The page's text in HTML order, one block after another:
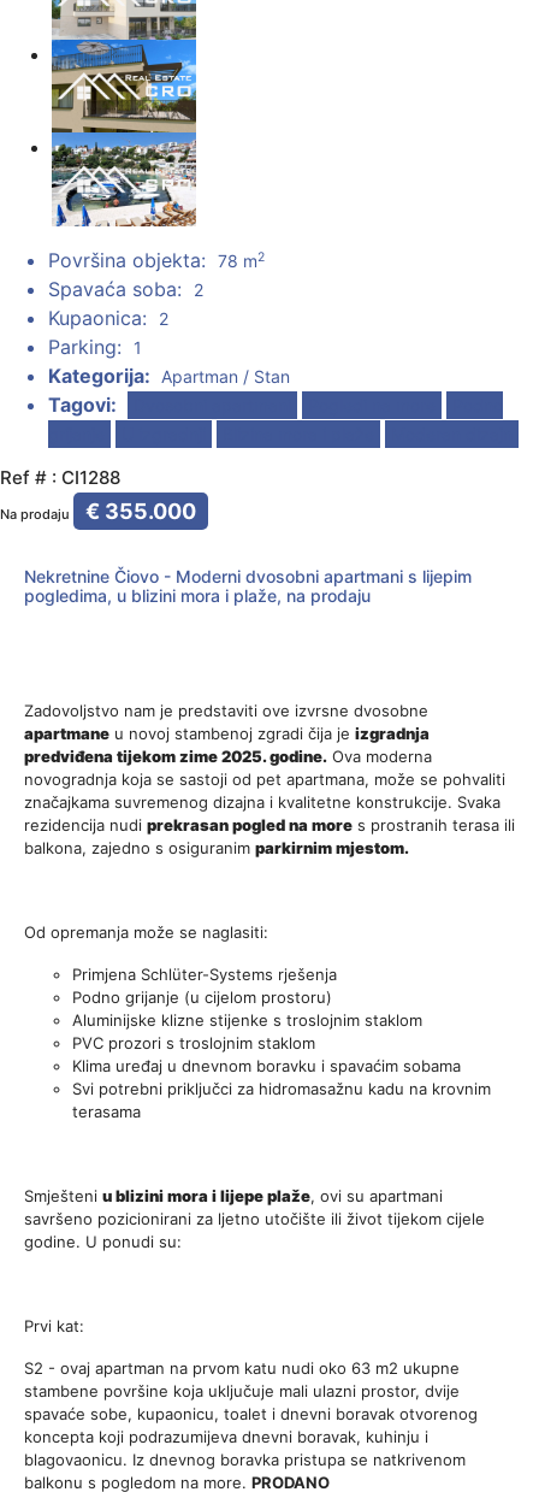
Površina objekta: 78 m2
Spavaća soba: 2
Kupaonica: 2
Parking: 1
Kategorija: Apartman / Stan
Tagovi:
Ref # : CI1288
Na prodaju € 355.000
Nekretnine Čiovo - Moderni dvosobni apartmani s lijepim
pogledima, u blizini mora i plaže, na prodaju
Zadovoljstvo nam je predstaviti ove izvrsne dvosobne
apartmane u novoj stambenoj zgradi čija je izgradnja
predviđena tijekom zime 2025. godine. Ova moderna
novogradnja koja se sastoji od pet apartmana, može se pohvaliti
značajkama suvremenog dizajna i kvalitetne konstrukcije. Svaka
rezidencija nudi prekrasan pogled na more s prostranih terasa ili
balkona, zajedno s osiguranim parkirnim mjestom.
Od opremanja može se naglasiti:
Primjena Schlüter-Systems rješenja
Podno grijanje (u cijelom prostoru)
Aluminijske klizne stijenke s troslojnim staklom
PVC prozori s troslojnim staklom
Klima uređaj u dnevnom boravku i spavaćim sobama
Svi potrebni priključci za hidromasažnu kadu na krovnim
terasama
Smješteni u blizini mora i lijepe plaže, ovi su apartmani
savršeno pozicionirani za ljetno utočište ili život tijekom cijele
godine. U ponudi su:
Prvi kat:
S2 - ovaj apartman na prvom katu nudi oko 63 m2 ukupne
stambene površine koja uključuje mali ulazni prostor, dvije
spavaće sobe, kupaonicu, toalet i dnevni boravak otvorenog
koncepta koji podrazumijeva dnevni boravak, kuhinju i
blagovaonicu. Iz dnevnog boravka pristupa se natkrivenom
balkonu s pogledom na more. PRODANO